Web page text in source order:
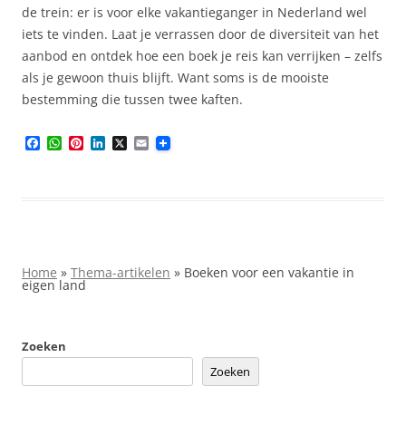
de trein: er is voor elke vakantieganger in Nederland wel
iets te vinden. Laat je verrassen door de diversiteit van het
aanbod en ontdek hoe een boek je reis kan verrijken – zelfs
als je gewoon thuis blijft. Want soms is de mooiste
bestemming die tussen twee kaften.
W P X E
m
Home » Thema-artikelen » Boeken voor een vakantie in
eigen land
Zoeken
Zoeken